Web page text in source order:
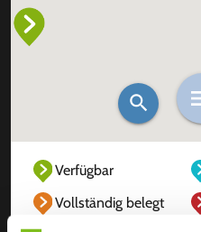
Verfügbar
Vollständig belegt